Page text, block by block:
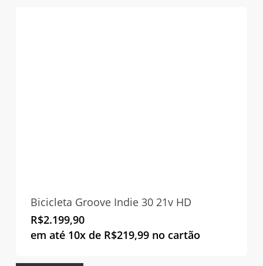
Bicicleta Groove Indie 30 21v HD
R$2.199,90
em até 10x de R$219,99 no cartão